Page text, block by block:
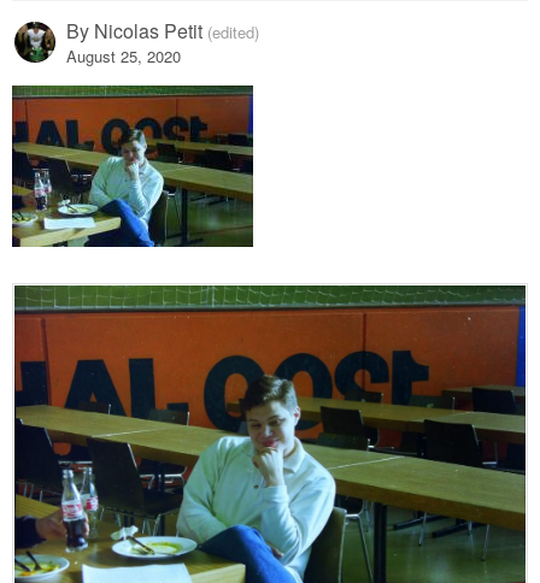
By Nicolas Petit (edited)
August 25, 2020